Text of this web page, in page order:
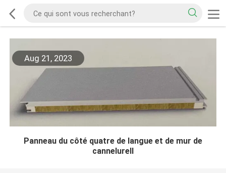
Aug 21, 2023
Panneau du côté quatre de langue et de mur de
cannelureⅡ